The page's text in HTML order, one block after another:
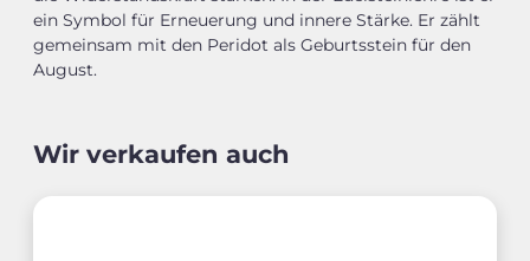
ein Symbol für Erneuerung und innere Stärke. Er zählt
gemeinsam mit den Peridot als Geburtsstein für den
August.
Wir verkaufen auch